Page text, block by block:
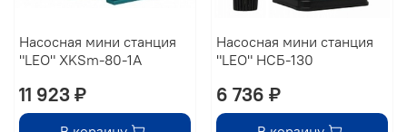
Насосная мини станция
"LEO" XKSm-80-1A
11 923 ₽
Насосная мини станция
"LEO" НСБ-130
6 736 ₽